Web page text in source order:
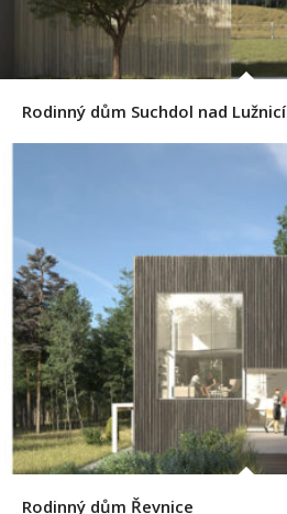
Rodinný dům Suchdol nad Lužnicí
Rodinný dům Řevnice